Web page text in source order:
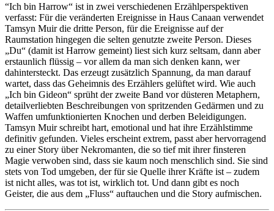
“Ich bin Harrow“ ist in zwei verschiedenen Erzählperspektiven
verfasst: Für die veränderten Ereignisse in Haus Canaan verwendet
Tamsyn Muir die dritte Person, für die Ereignisse auf der
Raumstation hingegen die selten genutzte zweite Person. Dieses
„Du“ (damit ist Harrow gemeint) liest sich kurz seltsam, dann aber
erstaunlich flüssig – vor allem da man sich denken kann, wer
dahintersteckt. Das erzeugt zusätzlich Spannung, da man darauf
wartet, dass das Geheimnis des Erzählers gelüftet wird. Wie auch
„Ich bin Gideon“ sprüht der zweite Band vor düsteren Metaphern,
detailverliebten Beschreibungen von spritzenden Gedärmen und zu
Waffen umfunktionierten Knochen und derben Beleidigungen.
Tamsyn Muir schreibt hart, emotional und hat ihre Erzählstimme
definitiv gefunden. Vieles erscheint extrem, passt aber hervorragend
zu einer Story über Nekromanten, die so tief mit ihrer finsteren
Magie verwoben sind, dass sie kaum noch menschlich sind. Sie sind
stets von Tod umgeben, der für sie Quelle ihrer Kräfte ist – zudem
ist nicht alles, was tot ist, wirklich tot. Und dann gibt es noch
Geister, die aus dem „Fluss“ auftauchen und die Story aufmischen.